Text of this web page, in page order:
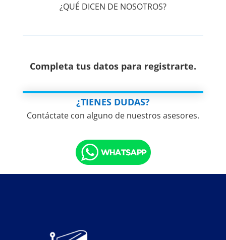
¿QUÉ DICEN DE NOSOTROS?
Completa tus datos para registrarte.
¿TIENES DUDAS?
Contáctate con alguno de nuestros asesores.